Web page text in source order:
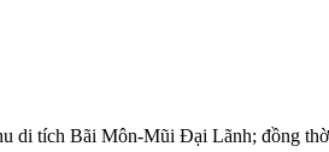
di tích Bãi Môn-Mũi Đại Lãnh; đồng